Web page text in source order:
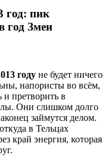
год: пик
год Змеи
году не будет ничего
напористы во всём,
и претворить в
Они слишком долго
займутся делом.
в Тельцах
край энергия, которая